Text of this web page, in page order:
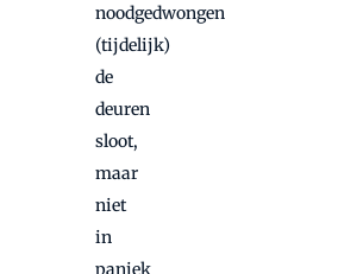
noodgedwongen
(tijdelijk)
de
deuren
sloot,
maar
niet
in
paniek